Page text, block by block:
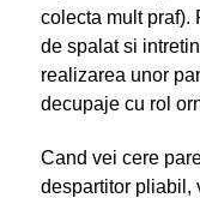
colecta mult praf).
de spalat si
realizarea unor
decupaje cu rol
Cand vei cere
despartitor pliabil,